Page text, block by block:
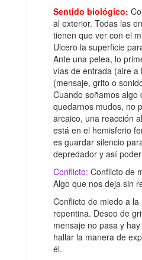
Sentido biológico:
al exterior. Todas las
tienen que ver con el
Ulcero la superficie
Ante una pelea, lo
vías de entrada (aire a
(mensaje, grito o
Cuando soñamos algo
quedarnos mudos, no
arcaico, una reacción
está en el hemisferio
es guardar silencio
depredador y así
Conflicto: Conflicto de
Algo que nos deja sin
Conflicto de miedo a
repentina. Deseo de
mensaje no pasa y
hallar la manera de
él.